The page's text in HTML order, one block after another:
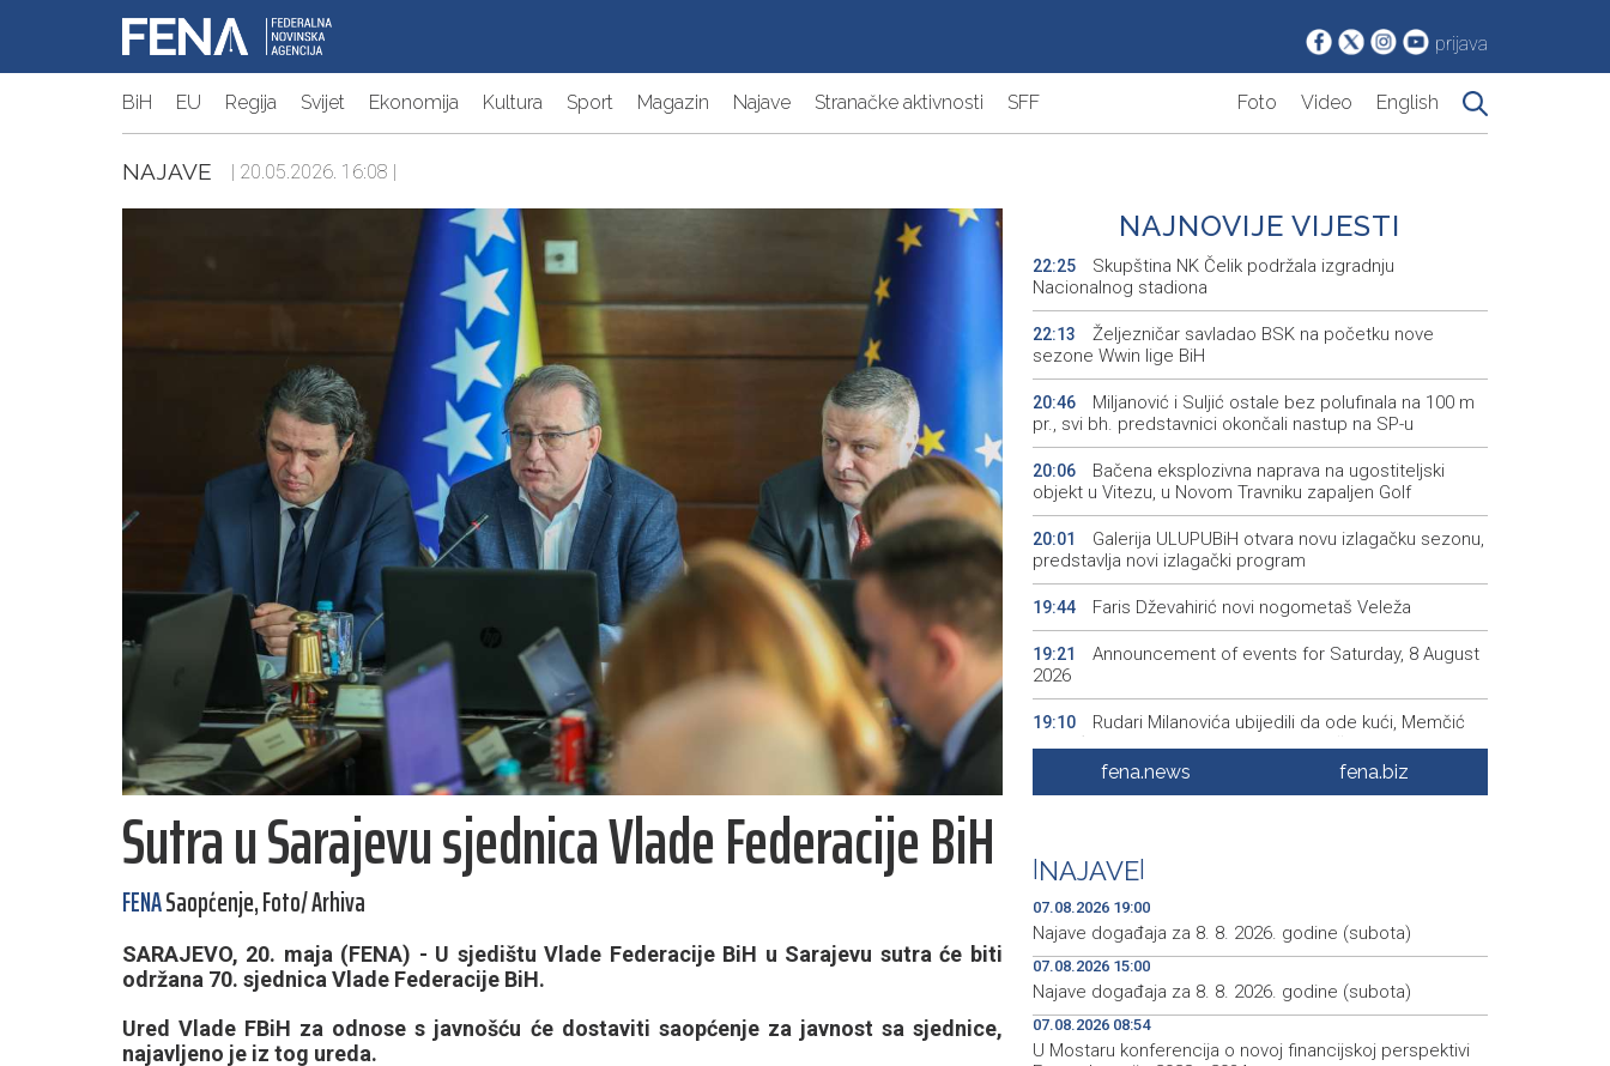
prijava
BiH EU Regija Svijet Ekonomija Kultura Sport Magazin Najave Stranačke aktivnosti SFF Foto Video English
NAJAVE | 20.05.2026. 16:08 |
Sutra u Sarajevu sjednica Vlade Federacije BiH
FENASaopćenje, Foto/ Arhiva
SARAJEVO, 20. maja (FENA) - U sjedištu Vlade Federacije BiH u Sarajevu sutra će biti
održana 70. sjednica Vlade Federacije BiH.
Ured Vlade FBiH za odnose s javnošću će dostaviti saopćenje za javnost sa sjednice,
najavljeno je iz tog ureda.
NAJNOVIJE VIJESTI
22:25
Skupština NK Čelik podržala izgradnju
Nacionalnog stadiona
22:13
Željezničar savladao BSK na početku nove
sezone Wwin lige BiH
20:46
Miljanović i Suljić ostale bez polufinala na 100 m
pr., svi bh. predstavnici okončali nastup na SP-u
20:06
Bačena eksplozivna naprava na ugostiteljski
objekt u Vitezu, u Novom Travniku zapaljen Golf
20:01
Galerija ULUPUBiH otvara novu izlagačku sezonu,
predstavlja novi izlagački program
19:44 Faris Dževahirić novi nogometaš Veleža
19:21
Announcement of events for Saturday, 8 August
2026
19:10
Rudari Milanovića ubijedili da ode kući, Memčić
se već ponovo vratio u jamu 'Raspotočje'
Sarajevo Film Festival presents Kinoscope and
19:00 Najave događaja za 8. 8. 2026. godine (subota)
fena.news fena.biz
NAJAVE|
07.08.2026 19:00
Najave događaja za 8. 8. 2026. godine (subota)
07.08.2026 15:00
Najave događaja za 8. 8. 2026. godine (subota)
07.08.2026 08:54
U Mostaru konferencija o novoj financijskoj perspektivi